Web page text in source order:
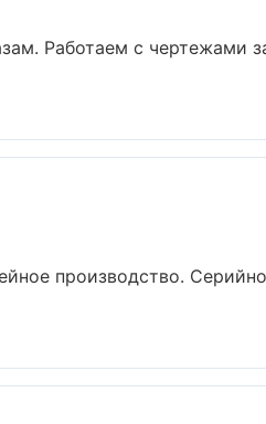
Работаем с чертежами
производство.